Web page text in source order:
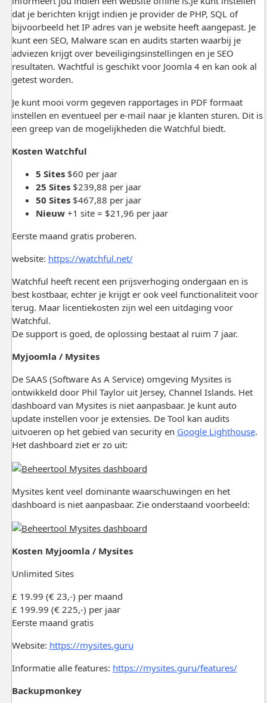
dat je berichten krijgt indien je provider de PHP, SQL of
bijvoorbeeld het IP adres van je website heeft aangepast. Je
kunt een SEO, Malware scan en audits starten waarbij je
adviezen krijgt over beveiligingsinstellingen en je SEO
resultaten. Wachtful is geschikt voor Joomla 4 en kan ook al
getest worden.
Je kunt mooi vorm gegeven rapportages in PDF formaat
instellen en eventueel per e-mail naar je klanten sturen. Dit is
een greep van de mogelijkheden die Watchful biedt.
Kosten Watchful
5 Sites$60 per jaar
25 Sites$239,88 per jaar
50 Sites$467,88 per jaar
Nieuw+1 site = $21,96 per jaar
Eerste maand gratis proberen.
website: https://watchful.net/
Watchful heeft recent een prijsverhoging ondergaan en is
best kostbaar, echter je krijgt er ook veel functionaliteit voor
terug. Maar licentiekosten zijn wel een uitdaging voor
Watchful.
De support is goed, de oplossing bestaat al ruim 7 jaar.
Myjoomla / Mysites
De SAAS (Software As A Service) omgeving Mysites is
ontwikkeld door Phil Taylor uit Jersey, Channel Islands. Het
dashboard van Mysites is niet aanpasbaar. Je kunt auto
update instellen voor je extensies. De Tool kan audits
uitvoeren op het gebied van security en Google Lighthouse.
Het dashboard ziet er zo uit:
Mysites kent veel dominante waarschuwingen en het
dashboard is niet aanpasbaar. Zie onderstaand voorbeeld:
Kosten Myjoomla / Mysites
Unlimited Sites
£ 19.99 (€ 23,-) per maand
£ 199.99 (€ 225,-) per jaar
Eerste maand gratis
Website: https://mysites.guru
Informatie alle features: https://mysites.guru/features/
Backupmonkey